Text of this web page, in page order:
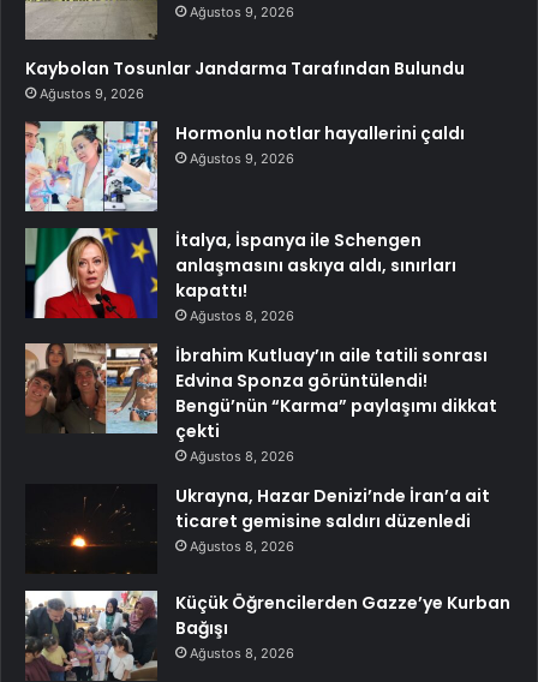
Ağustos 9, 2026
Kaybolan Tosunlar Jandarma Tarafından Bulundu
Ağustos 9, 2026
Hormonlu notlar hayallerini çaldı
Ağustos 9, 2026
İtalya, İspanya ile Schengen
anlaşmasını askıya aldı, sınırları
kapattı!
Ağustos 8, 2026
İbrahim Kutluay’ın aile tatili sonrası
Edvina Sponza görüntülendi!
Bengü’nün “Karma” paylaşımı dikkat
çekti
Ağustos 8, 2026
Ukrayna, Hazar Denizi’nde İran’a ait
ticaret gemisine saldırı düzenledi
Ağustos 8, 2026
Küçük Öğrencilerden Gazze’ye Kurban
Bağışı
Ağustos 8, 2026